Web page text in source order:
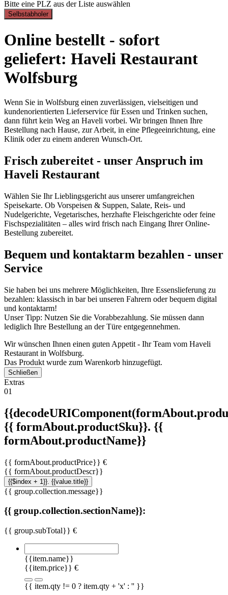
Bitte eine PLZ aus der Liste auswählen
Selbstabholer
Online bestellt - sofort
geliefert: Haveli Restaurant
Wolfsburg
Wenn Sie in Wolfsburg einen zuverlässigen, vielseitigen und
kundenorientierten Lieferservice für Essen und Trinken suchen,
dann führt kein Weg an Haveli vorbei. Wir bringen Ihnen Ihre
Bestellung nach Hause, zur Arbeit, in eine Pflegeeinrichtung, eine
Klinik oder zu einem anderen Wunsch-Ort.
Frisch zubereitet - unser Anspruch im
Haveli Restaurant
Wählen Sie Ihr Lieblingsgericht aus unserer umfangreichen
Speisekarte. Ob Vorspeisen & Suppen, Salate, Reis- und
Nudelgerichte, Vegetarisches, herzhafte Fleischgerichte oder feine
Fischspezialitäten – alles wird frisch nach Eingang Ihrer Online-
Bestellung zubereitet.
Bequem und kontaktarm bezahlen - unser
Service
Sie haben bei uns mehrere Möglichkeiten, Ihre Essenslieferung zu
bezahlen: klassisch in bar bei unseren Fahrern oder bequem digital
und kontaktarm!
Unser Tipp: Nutzen Sie die Vorabbezahlung. Sie müssen dann
lediglich Ihre Bestellung an der Türe entgegennehmen.
Wir wünschen Ihnen einen guten Appetit - Ihr Team vom Haveli
Restaurant in Wolfsburg.
Das Produkt wurde zum Warenkorb hinzugefügt.
Schließen
Extras
01
{{ formAbout.productSku}}. {{
formAbout.productName}}
{{ formAbout.productPrice}} €
{{ formAbout.productDescr}}
{{$index + 1}}. {{value.title}}
{{ group.collection.message}}
{{ group.collection.sectionName}}:
{{ group.subTotal}} €
{{item.name}}
{{item.price}} €
{{ item.qty != 0 ? item.qty + 'x' : '' }}